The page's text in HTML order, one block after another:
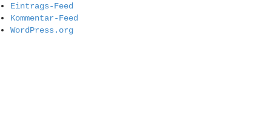
Eintrags-Feed
Kommentar-Feed
WordPress.org